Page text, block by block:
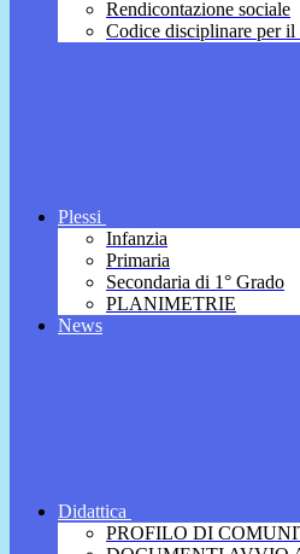
Rendicontazione sociale
Codice disciplinare per il
Plessi
Infanzia
Primaria
Secondaria di 1° Grado
PLANIMETRIE
News
Didattica
PROFILO DI